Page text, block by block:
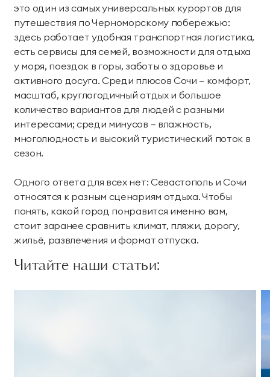
это один из самых универсальных курортов для
путешествия по Черноморскому побережью:
здесь работает удобная транспортная логистика,
есть сервисы для семей, возможности для отдыха
у моря, поездок в горы, заботы о здоровье и
активного досуга. Среди плюсов Сочи — комфорт,
масштаб, круглогодичный отдых и большое
количество вариантов для людей с разными
интересами; среди минусов — влажность,
многолюдность и высокий туристический поток в
сезон.
Одного ответа для всех нет: Севастополь и Сочи
относятся к разным сценариям отдыха. Чтобы
понять, какой город понравится именно вам,
стоит заранее сравнить климат, пляжи, дорогу,
жильё, развлечения и формат отпуска.
Читайте наши статьи: